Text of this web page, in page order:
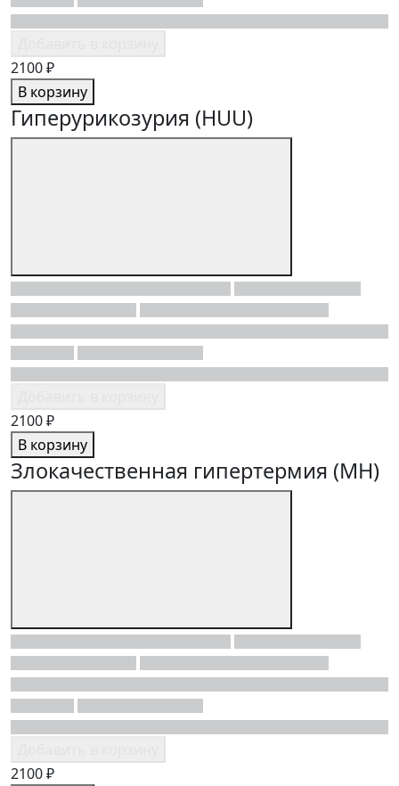
2100 ₽
В корзину
Гиперурикозурия (HUU)
2100 ₽
В корзину
Злокачественная гипертермия (MH)
2100 ₽